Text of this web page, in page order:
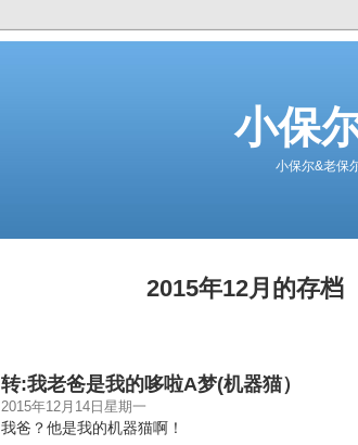
小保
小保尔&老保
2015年12月的存档
转:我老爸是我的哆啦A梦(机器猫）
2015年12月14日星期一
我爸？他是我的机器猫啊！